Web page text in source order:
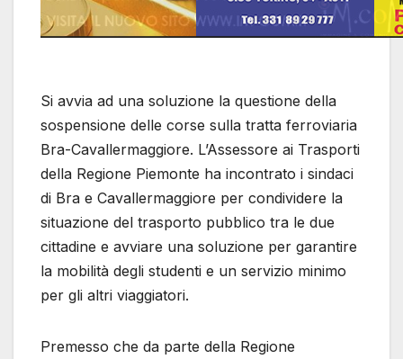
Si avvia ad una soluzione la questione della
sospensione delle corse sulla tratta ferroviaria
Bra-Cavallermaggiore. L’Assessore ai Trasporti
della Regione Piemonte ha incontrato i sindaci
di Bra e Cavallermaggiore per condividere la
situazione del trasporto pubblico tra le due
cittadine e avviare una soluzione per garantire
la mobilità degli studenti e un servizio minimo
per gli altri viaggiatori.
Premesso che da parte della Regione